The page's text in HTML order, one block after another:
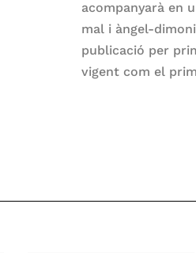
acompanyarà en
mal i àngel-
publicació per
vigent com el